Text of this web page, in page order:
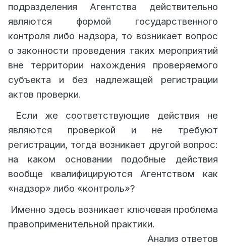
подразделения Агентства действительно
являются формой государственного
контроля либо надзора, то возникает вопрос
о законности проведения таких мероприятий
вне территории нахождения проверяемого
субъекта и без надлежащей регистрации
актов проверки.
Если же соответствующие действия не
являются проверкой и не требуют
регистрации, тогда возникает другой вопрос:
на каком основании подобные действия
вообще квалифицируются Агентством как
«надзор» либо «контроль»?
Именно здесь возникает ключевая проблема
правоприменительной практики.
Анализ ответов